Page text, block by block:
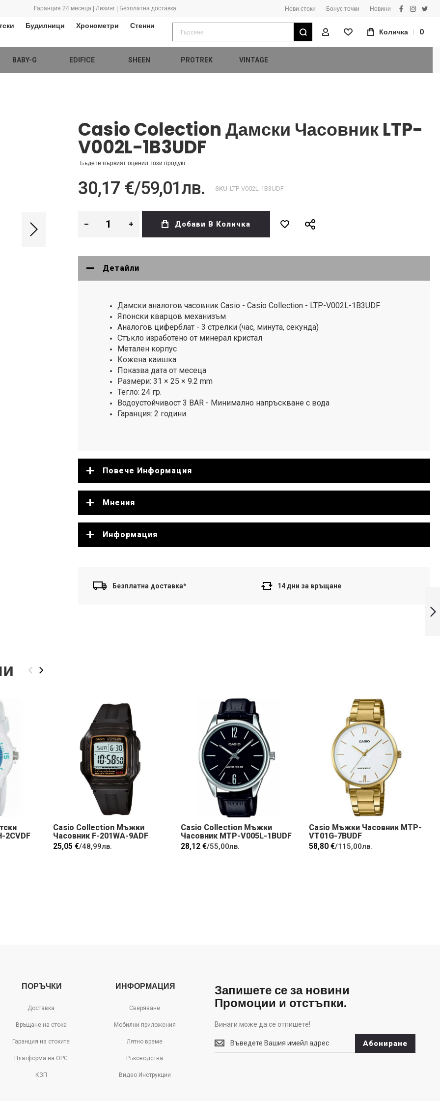
Гаранция 24 месеца | Лизинг | Безплатна доставка Нови стоки Бонус точки Новини
facebook
Будилници Хронометри
Стенни
Търсене
Моят ПрофилКоличка 0
BABY-G EDIFICE SHEEN PROTREK VINTAGE
Casio Colection Дамски Часовник LTP-
V002L-1B3UDF
Бъдете първият оценил този продукт
30,17 €/59,01лв. SKU LTP-V002L-1B3UDF
Добави В Количка
Детайли
Дамски аналогов часовник Casio - Casio Collection - LTP-V002L-1B3UDF
Японски кварцов механизъм
Аналогов циферблат - 3 стрелки (час, минута, секунда)
Стъкло изработено от минерал кристал
Метален корпус
Кожена каишка
Показва дата от месеца
Размери: 31 × 25 × 9.2 mm
Тегло: 24 гр.
Водоустойчивост 3 BAR - Минимално напръскване с вода
Гаранция: 2 години
Повече Информация
Мнения
Информация
Безплатна доставка* 14 дни за връщане
‹ ›
2CVDF
Casio Collection Мъжки
Часовник F-201WA-9ADF
25,05 €/48,99лв.
Casio Collection Мъжки
Часовник MTP-V005L-1BUDF
28,12 €/55,00лв.
Casio Мъжки Часовник MTP-
VT01G-7BUDF
58,80 €/115,00лв.
Запишете се за новини
Промоции и отстъпки.
Винаги може да се отпишете!
Винаги
може
Абониране
ПОРЪЧКИ
Доставка
Връщане на стока
Гаранция на стоките
Платформа на ОРС
КЗП
ИНФОРМАЦИЯ
Сверяване
Мобилни приложения
Лятно време
Ръководства
Видео Инструкции